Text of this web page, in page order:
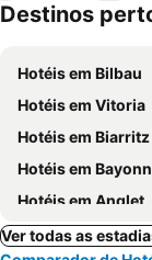
Destinos
Hotéis em Bilbau
Hotéis em Vitoria
Hotéis em Biarritz
Hotéis em
Hotéis em Anglet
Ver todas as